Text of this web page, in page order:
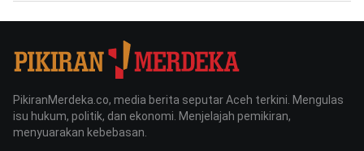
PikiranMerdeka.co, media berita seputar Aceh terkini. Mengulas
isu hukum, politik, dan ekonomi. Menjelajah pemikiran,
menyuarakan kebebasan.